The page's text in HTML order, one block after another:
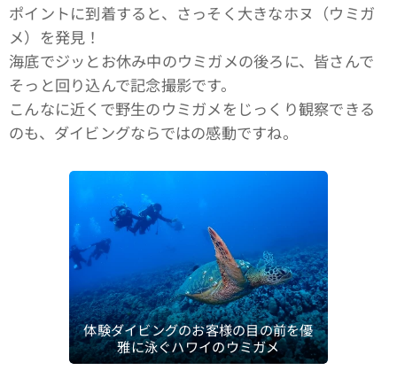
ポイントに到着すると、さっそく大きなホヌ（ウミガ
メ）を発見！
海底でジッとお休み中のウミガメの後ろに、皆さんで
そっと回り込んで記念撮影です。
こんなに近くで野生のウミガメをじっくり観察できる
のも、ダイビングならではの感動ですね。
体験ダイビングのお客様の目の前を優
雅に泳ぐハワイのウミガメ